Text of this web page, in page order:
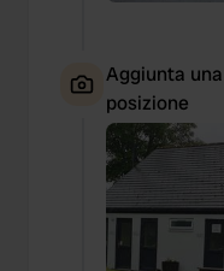
Aggiunta
posizione